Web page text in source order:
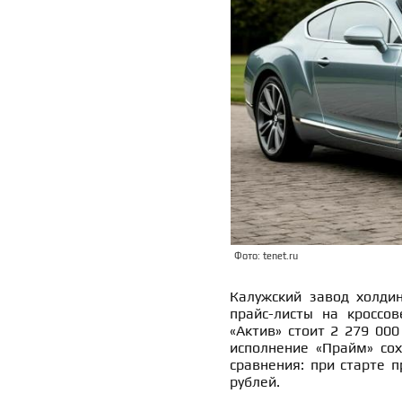
Фото: tenet.ru
Калужский завод
прайс-листы на
«Актив» стоит 2 279
исполнение «Прайм»
сравнения: при старте
рублей.